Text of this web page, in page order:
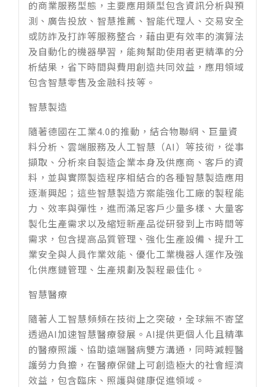
的商業服務型態，主要應用類型包含資訊分析與預
測、廣告投放、智慧推薦、智能代理人、交易安全
或防詐及打詐等服務整合，藉由更有效率的演算法
及自動化的機器學習，能夠幫助使用者更精準的分
析結果，省下時間與費用創造共同效益，應用領域
包含智慧零售及金融科技等。​
智慧製造
隨著德國在工業4.0的推動，結合物聯網、巨量資
料分析、雲端服務及人工智慧（AI）等技術，從事
擷取、分析來自製造企業本身及供應商、客戶的資
料，並與實際製造程序相結合的各種智慧製造應用
逐漸興起；這些智慧製造方案能強化工廠的製程能
力、效率與彈性，進而滿足客戶少量多樣、大量客
製化生產需求以及縮短新產品從研發到上市時間等
需求，包含提高品質管理、強化生產設備、提升工
業安全與人員作業效能、優化工業機器人運作及強
化供應鏈管理、生產規劃及製程最佳化。
智慧醫療
隨著人工智慧頻頻在技術上之突破，全球無不寄望
透過AI加速智慧醫療發展。AI提供更個人化且精準
的醫療照護、協助遠端醫病雙方溝通，同時減輕醫
護勞力負擔，在醫療保健上可創造極大的社會經濟
效益，包含臨床、照護與健康促進領域。​​